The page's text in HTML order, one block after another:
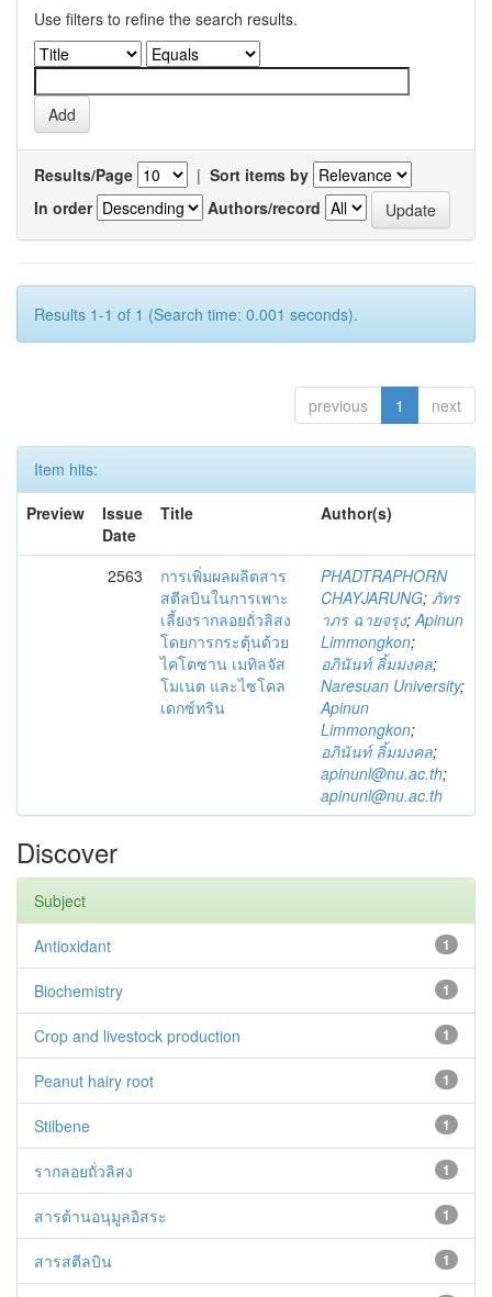
Use filters to refine the search results.
Results/Page | Sort items by
In order
Authors/record
Results 1-1 of 1 (Search time: 0.001 seconds).
previous 1 next
Item hits:
Preview
Issue
Date
Title Author(s)
2563
การเพิ่มผลผลิตสาร
สตีลบินในการเพาะ
เลี้ยงรากลอยถั่วลิสง
โดยการกระตุ้นด้วย
ไคโตซาน เมทิลจัส
โมเนต และไซโคล
เดกซ์ทริน
PHADTRAPHORN
CHAYJARUNG; ภัทร
าภร ฉายจรุง;Apinun
Limmongkon;
อภินันท์ ลิ้มมงคล;
Naresuan University;
Apinun
Limmongkon;
อภินันท์ ลิ้มมงคล;
apinunl@nu.ac.th;
apinunl@nu.ac.th
Discover
Subject
1
Antioxidant
1
Biochemistry
1
Crop and livestock production
1
Peanut hairy root
1
Stilbene
1
รากลอยถั่วลิสง
1
สารต้านอนุมูลอิสระ
1
สารสตีลบิน